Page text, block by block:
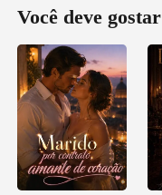
Você deve gostar